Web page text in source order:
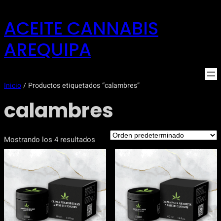
al
contenido
ACEITE CANNABIS
AREQUIPA
Inicio/ Productos etiquetados “calambres”
calambres
Mostrando los 4 resultados